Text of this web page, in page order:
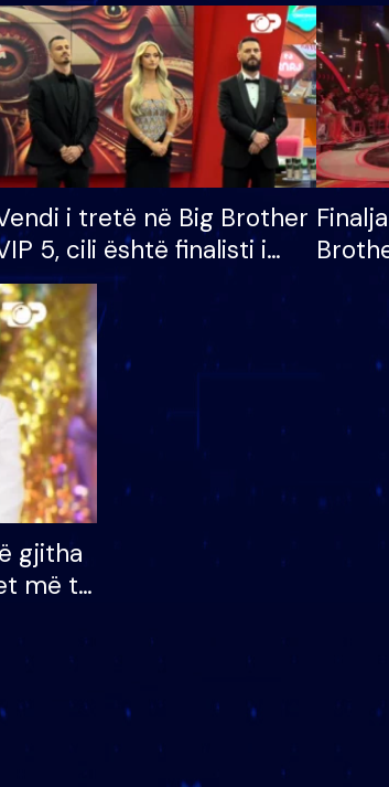
i tretë në Big Brother
5, cili është finalisti i
që lë shtëpinë
dhe
të
gjitha
më të